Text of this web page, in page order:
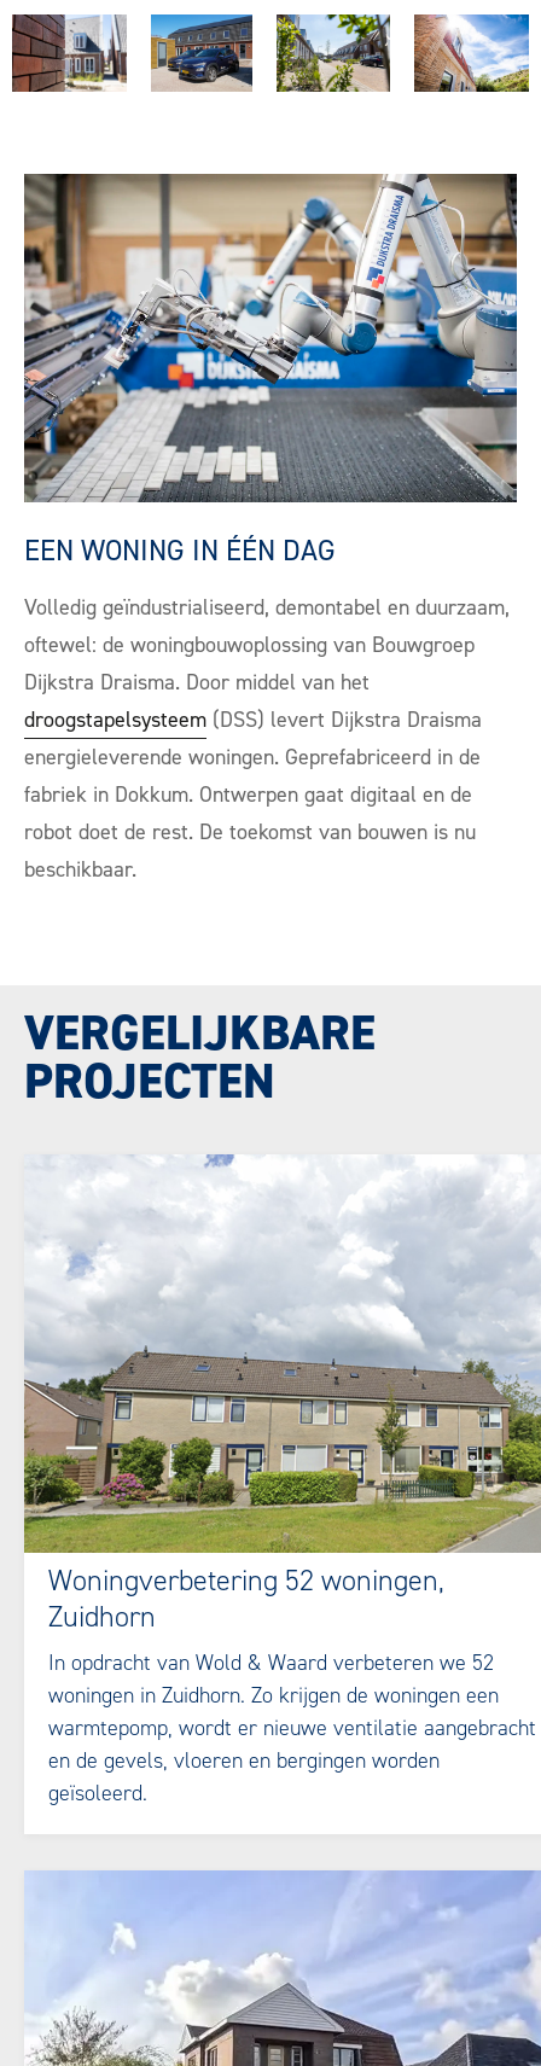
EEN WONING IN ÉÉN DAG
Volledig geïndustrialiseerd, demontabel en duurzaam,
oftewel: de woningbouwoplossing van Bouwgroep
Dijkstra Draisma. Door middel van het
droogstapelsysteem (DSS) levert Dijkstra Draisma
energieleverende woningen. Geprefabriceerd in de
fabriek in Dokkum. Ontwerpen gaat digitaal en de
robot doet de rest. De toekomst van bouwen is nu
beschikbaar.
VERGELIJKBARE
PROJECTEN
Woningverbetering 52 woningen,
Zuidhorn
In opdracht van Wold & Waard verbeteren we 52
woningen in Zuidhorn. Zo krijgen de woningen een
warmtepomp, wordt er nieuwe ventilatie aangebracht
en de gevels, vloeren en bergingen worden
geïsoleerd.